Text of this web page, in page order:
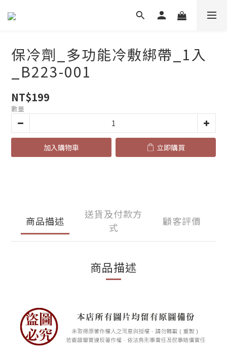
保冷劑_多功能冷敷綁帶_1入
_B223-001
NT$199
數量
加入購物車 立即購買
商品描述
送貨及付款方
式
顧客評價
商品描述